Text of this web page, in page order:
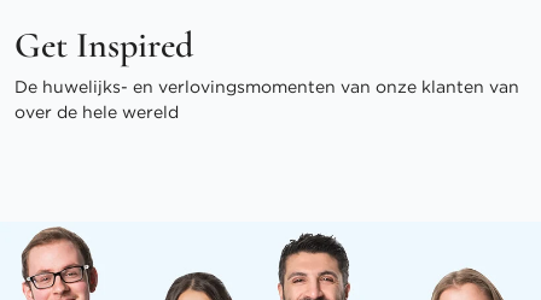
Get Inspired
De huwelijks- en verlovingsmomenten van onze klanten van
over de hele wereld